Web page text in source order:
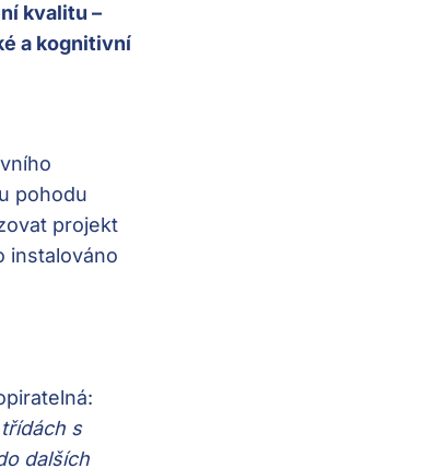
kvalitu –
a kognitivní
pohodu
projekt
instalováno
s
dalších